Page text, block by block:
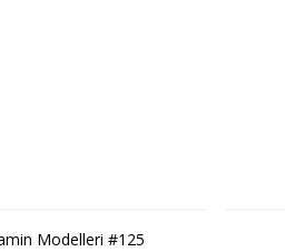
Modelleri #125